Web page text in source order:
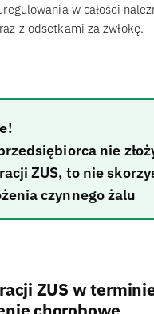
w całości
z odsetkami za zwłokę.
nie
ZUS, to nie
czynnego żalu
ZUS w